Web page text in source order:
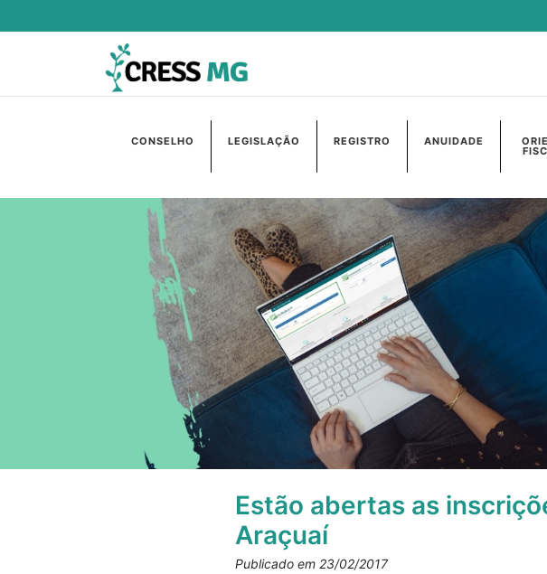
CONSELHO LEGISLAÇÃO REGISTRO ANUIDADE
Estão abertas as
Araçuaí
Publicado em 23/02/2017